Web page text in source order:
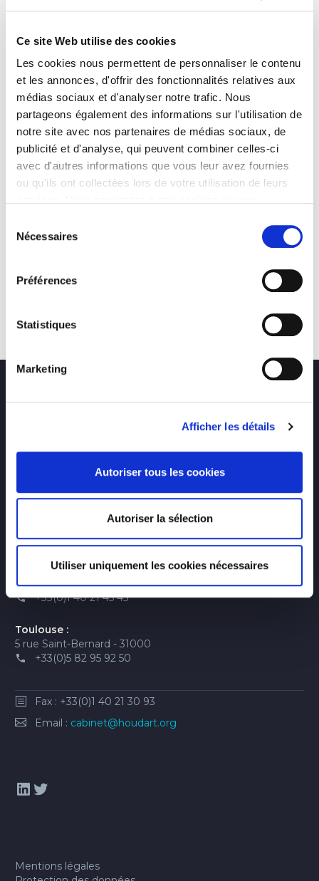
Ce site Web utilise des cookies
Les cookies nous permettent de personnaliser le contenu
et les annonces, d'offrir des fonctionnalités relatives aux
médias sociaux et d'analyser notre trafic. Nous
partageons également des informations sur l'utilisation de
notre site avec nos partenaires de médias sociaux, de
publicité et d'analyse, qui peuvent combiner celles-ci
avec d'autres informations que vous leur avez fournies
ou qu'ils ont collectées lors de votre utilisation de leurs
Nécessaires
Préférences
Statistiques
Marketing
Afficher les détails
Autoriser tous les cookies
Autoriser la sélection
Utiliser uniquement les cookies nécessaires
groupements hospitaliers de territoire. Le 29 avril est paru
quatre mois, les établissements publics de santé se sont
gouvernance, ainsi que sur la rédaction de leur convention
constitutive. Les GHT ont animé toutes les conversations,
tous les débats. Tantôt dans l’enthousiasme, tantôt dans
la contestation et souvent aussi dans l’incompréhension,
l’objectif fixé par la loi a été atteint : au 1er juillet, 129
conventions constitutives de GHT ont été adressées aux
agences régionales de santé. Dix dérogations auraient été
accordées. Jamais réforme structurelle n’aura été menée
aussi rapidement et efficacement.
Adresses :
6 passage de la main d'or - 75011
+33(0)1 40 21 45 45
Toulouse :
5 rue Saint-Bernard - 31000
+33(0)5 82 95 92 50
Fax : +33(0)1 40 21 30 93
Email : cabinet@houdart.org
LinkedIn
Twitter
Mentions légales